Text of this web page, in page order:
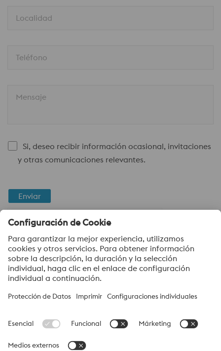
Localidad
Teléfono
Mensaje
Si, deseo recibir información ocasional, invitaciones
y otras comunicaciones relevantes.
Enviar
Verificación Anti-Robot
Haga clic para iniciar la verificación
FriendlyCaptcha ⇗
voestalpine High Performance Metals Argentina S.A.
voestalpine High Performance Metals Argentina S.A. es la
empresa de ventas en Argentina de la división HPM de
tecnológicamente exigentes y es el líder mundial en el mercado
de los aceros para herramientas, aceros rápidos y aleaciones